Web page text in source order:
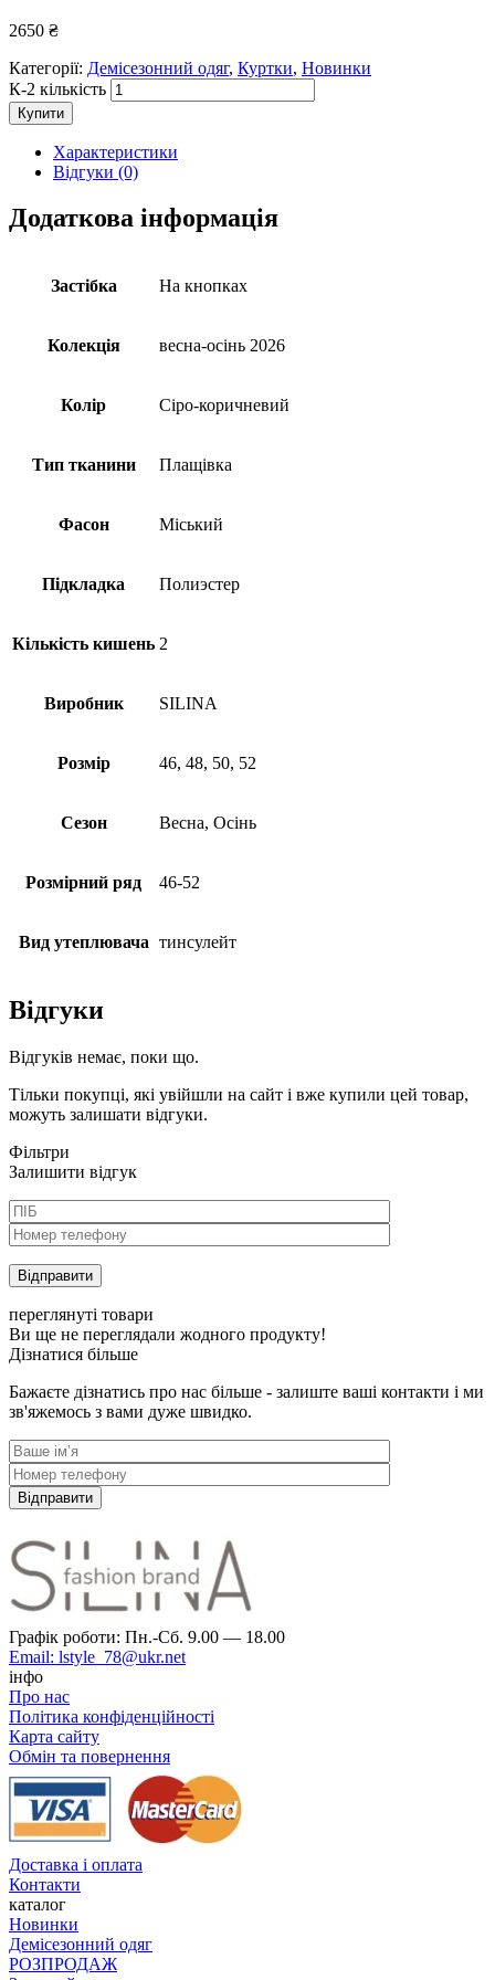
2650 ₴
Категорії: Демісезонний одяг, Куртки, Новинки
К-2 кількість
Купити
Характеристики
Відгуки (0)
Додаткова інформація
Застібка На кнопках
Колекція весна-осінь 2026
Колір Сіро-коричневий
Тип тканини Плащівка
Фасон Міський
Підкладка Полиэстер
Кількість кишень 2
Виробник SILINA
Розмір 46, 48, 50, 52
Сезон Весна, Осінь
Розмірний ряд 46-52
Вид утеплювача тинсулейт
Відгуки
Відгуків немає, поки що.
Тільки покупці, які увійшли на сайт і вже купили цей товар,
можуть залишати відгуки.
Фільтри
Залишити відгук
переглянуті товари
Ви ще не переглядали жодного продукту!
Дізнатися більше
Бажаєте дізнатись про нас більше - залиште ваші контакти і ми
зв'яжемось з вами дуже швидко.
Графік роботи: Пн.-Сб. 9.00 — 18.00
Email: lstyle_78@ukr.net
інфо
Про нас
Політика конфіденційності
Карта сайту
Обмін та повернення
Доставка і оплата
Контакти
каталог
Новинки
Демісезонний одяг
РОЗПРОДАЖ